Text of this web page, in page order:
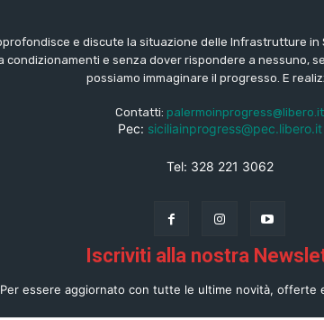
e discute la situazione delle Infrastrutture in
condizionamenti e senza dover rispondere a nessuno,
possiamo immaginare il progresso. E
Contatti: palermoinprogress@libero.it
Pec: siciliainprogress@pec.libero.it
Tel: 328 221 3062
Iscriviti alla nostra
Per essere aggiornato con tutte le ultime novità, offerte